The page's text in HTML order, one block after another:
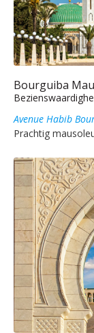
Bourguiba
Avenue Habib
Prachtig